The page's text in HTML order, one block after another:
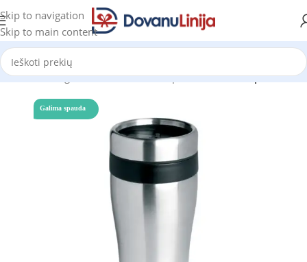
Skip to navigation
Skip to main content
Katalogas Puodeliai ir termo puodeliai Termo puodeliai
Galima spauda